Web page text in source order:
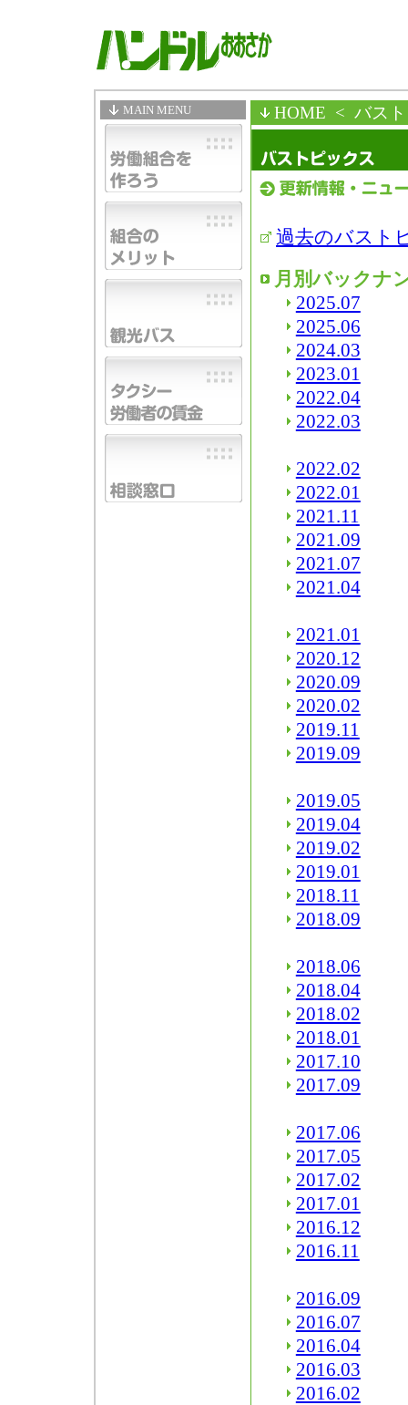
MAIN MENU HOME < バス
過去のバスト
月別バックナ
2025.07
2025.06
2024.03
2023.01
2022.04
2022.03
2022.02
2022.01
2021.11
2021.09
2021.07
2021.04
2021.01
2020.12
2020.09
2020.02
2019.11
2019.09
2019.05
2019.04
2019.02
2019.01
2018.11
2018.09
2018.06
2018.04
2018.02
2018.01
2017.10
2017.09
2017.06
2017.05
2017.02
2017.01
2016.12
2016.11
2016.09
2016.07
2016.04
2016.03
2016.02